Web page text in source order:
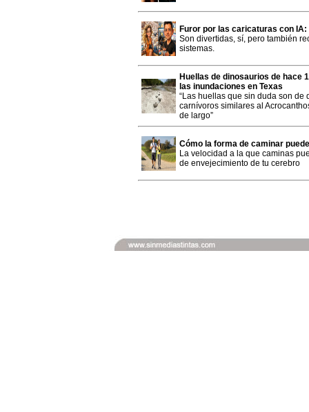
Furor por las caricaturas con
Son divertidas, sí, pero también
sistemas.
Huellas de dinosaurios de hace
las inundaciones en Texas
“Las huellas que sin duda son
carnívoros similares al
de largo”
Cómo la forma de caminar
La velocidad a la que caminas
de envejecimiento de tu cerebro